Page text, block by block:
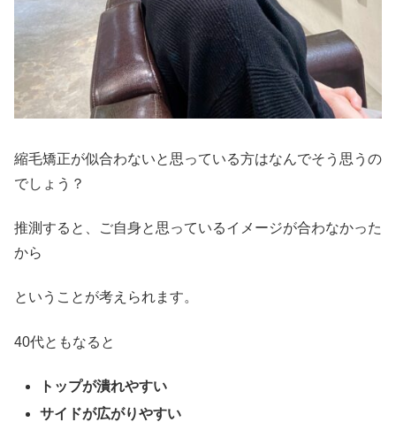
縮毛矯正が似合わないと思っている方はなんでそう思うの
でしょう？
推測すると、ご自身と思っているイメージが合わなかった
から
ということが考えられます。
40代ともなると
トップが潰れやすい
サイドが広がりやすい